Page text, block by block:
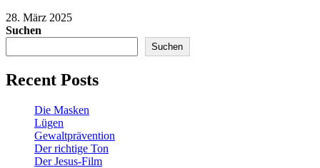
28. März 2025
Suchen
Suchen
Recent Posts
Die Masken
Lügen
Gewaltprävention
Der richtige Ton
Der Jesus-Film